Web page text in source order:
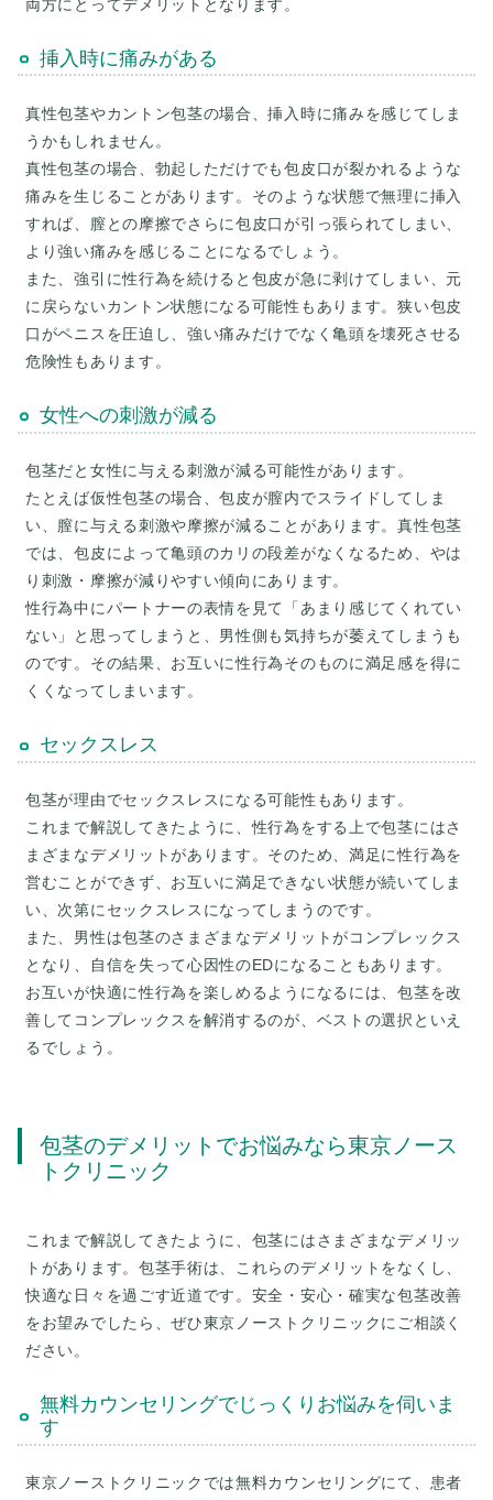
挿入時に痛みがある
真性包茎やカントン包茎の場合、挿入時に痛みを感じてしま
うかもしれません。
真性包茎の場合、勃起しただけでも包皮口が裂かれるような
痛みを生じることがあります。そのような状態で無理に挿入
すれば、膣との摩擦でさらに包皮口が引っ張られてしまい、
より強い痛みを感じることになるでしょう。
また、強引に性行為を続けると包皮が急に剥けてしまい、元
に戻らないカントン状態になる可能性もあります。狭い包皮
口がペニスを圧迫し、強い痛みだけでなく亀頭を壊死させる
危険性もあります。
女性への刺激が減る
包茎だと女性に与える刺激が減る可能性があります。
たとえば仮性包茎の場合、包皮が膣内でスライドしてしま
い、膣に与える刺激や摩擦が減ることがあります。真性包茎
では、包皮によって亀頭のカリの段差がなくなるため、やは
り刺激・摩擦が減りやすい傾向にあります。
性行為中にパートナーの表情を見て「あまり感じてくれてい
ない」と思ってしまうと、男性側も気持ちが萎えてしまうも
のです。その結果、お互いに性行為そのものに満足感を得に
セックスレス
包茎が理由でセックスレスになる可能性もあります。
これまで解説してきたように、性行為をする上で包茎にはさ
まざまなデメリットがあります。そのため、満足に性行為を
営むことができず、お互いに満足できない状態が続いてしま
い、次第にセックスレスになってしまうのです。
また、男性は包茎のさまざまなデメリットがコンプレックス
となり、自信を失って心因性のEDになることもあります。
お互いが快適に性行為を楽しめるようになるには、包茎を改
善してコンプレックスを解消するのが、ベストの選択といえ
るでしょう。
包茎のデメリットでお悩みなら東京ノース
トクリニック
これまで解説してきたように、包茎にはさまざまなデメリッ
トがあります。包茎手術は、これらのデメリットをなくし、
快適な日々を過ごす近道です。安全・安心・確実な包茎改善
をお望みでしたら、ぜひ東京ノーストクリニックにご相談く
ださい。
無料カウンセリングでじっくりお悩みを伺いま
す
東京ノーストクリニックでは無料カウンセリングにて、患者